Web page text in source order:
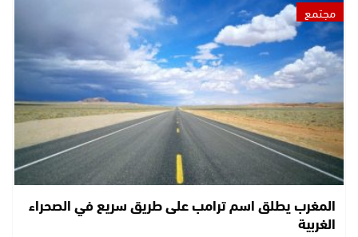
مجتمع
المغرب يطلق اسم ترامب على طريق سريع في الصحراء
الغربية